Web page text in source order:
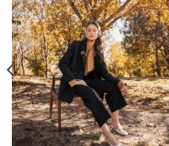
افزودن
به
علاقه
مندی
ها